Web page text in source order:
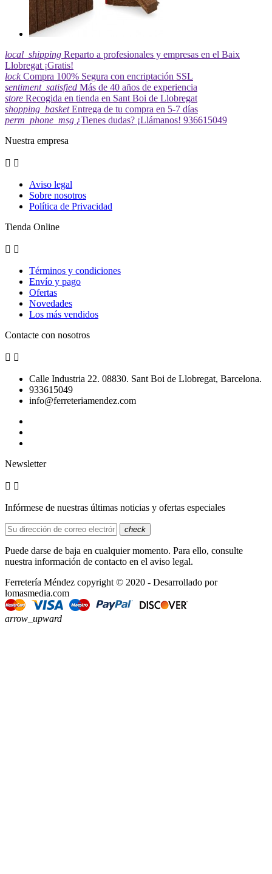
local_shipping Reparto a profesionales y empresas en el Baix
Llobregat ¡Gratis!
lock Compra 100% Segura con encriptación SSL
sentiment_satisfied Más de 40 años de experiencia
store Recogida en tienda en Sant Boi de Llobregat
shopping_basket Entrega de tu compra en 5-7 días
perm_phone_msg ¿Tienes dudas? ¡Llámanos! 936615049
Nuestra empresa
 
Aviso legal
Sobre nosotros
Política de Privacidad
Tienda Online
 
Términos y condiciones
Envío y pago
Ofertas
Novedades
Los más vendidos
Contacte con nosotros
 
Calle Industria 22. 08830. Sant Boi de Llobregat, Barcelona.
933615049
info@ferreteriamendez.com
Newsletter
 
Infórmese de nuestras últimas noticias y ofertas especiales
check
Puede darse de baja en cualquier momento. Para ello, consulte
nuestra información de contacto en el aviso legal.
Ferretería Méndez copyright © 2020 - Desarrollado por
lomasmedia.com
arrow_upward